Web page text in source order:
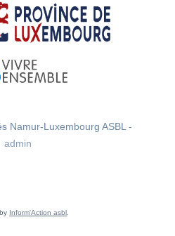
Namur-Luxembourg ASBL -
admin
Inform'Action asbl.